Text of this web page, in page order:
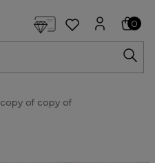
0
copy of copy of